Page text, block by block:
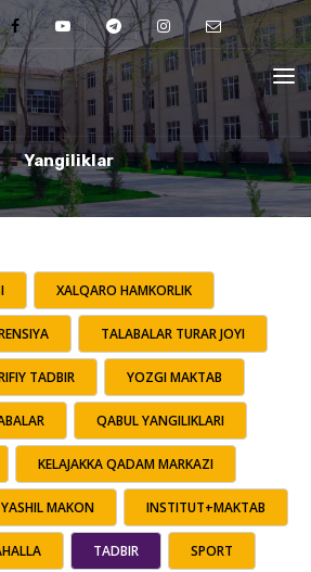
Yangiliklar
XALQARO HAMKORLIK
TALABALAR TURAR JOYI
TADBIR YOZGI MAKTAB
QABUL YANGILIKLARI
KELAJAKKA QADAM MARKAZI
YASHIL MAKON INSTITUT+MAKTAB
TADBIR SPORT